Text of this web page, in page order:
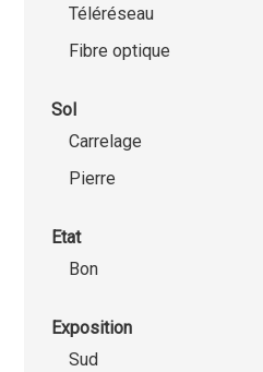
Téléréseau
Fibre optique
Sol
Carrelage
Pierre
Etat
Bon
Exposition
Sud